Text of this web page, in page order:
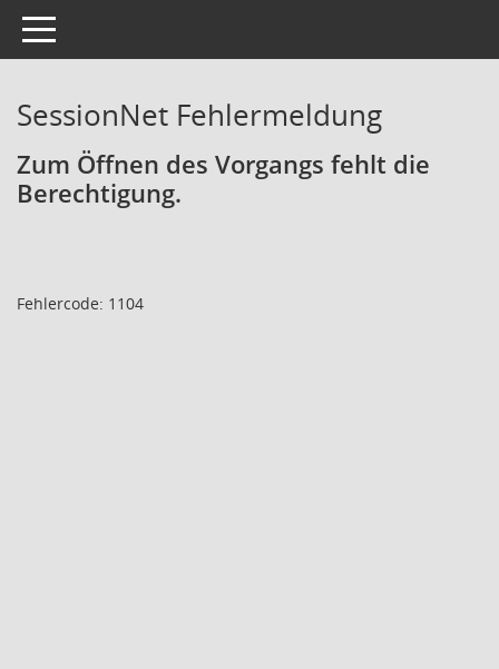
Toggle navigation
SessionNet Fehlermeldung
Zum Öffnen des Vorgangs fehlt die
Berechtigung.
Fehlercode: 1104